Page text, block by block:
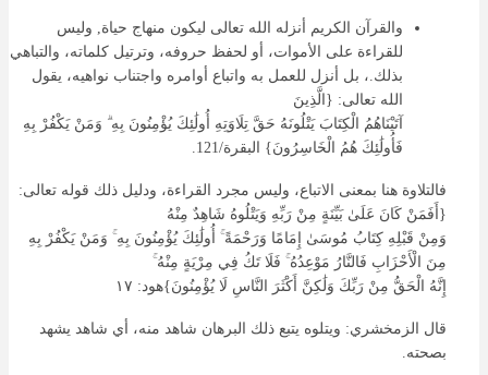
والقرآن الكريم أنزله الله تعالى ليكون منهاج حياة, وليس
للقراءة على الأموات، أو لحفظ حروفه، وترتيل كلماته، والتباهي
بذلك.، بل أنزل للعمل به واتباع أوامره واجتناب نواهيه، يقول
الله تعالى: {الَّذِينَ
آتَيْنَاهُمُ
الْكِتَابَ يَتْلُونَهُ حَقَّ تِلَاوَتِهِ أُولَٰئِكَيُؤْمِنُونَ بِهِ ۗ وَمَنْيَكْفُرْ بِهِ
فَأُولَٰئِكَ هُمُ الْخَاسِرُونَ} البقرة/121.
فالتلاوة هنا بمعنى الاتباع، وليس مجرد القراءة، ودليل ذلك قوله تعالى:
{أَفَمَنْ كَانَ عَلَىٰبَيِّنَةٍ مِنْ رَبِّهِ وَيَتْلُوهُ شَاهِدٌ مِنْهُ
وَمِنْ قَبْلِهِ كِتَابُ مُوسَىٰ إِمَامًا وَرَحْمَةًۚ أُولَٰئِكَيُؤْمِنُونَ بِهِ ۚ وَمَنْيَكْفُرْ بِهِ
مِنَ
الْأَحْزَابِ فَالنَّارُ مَوْعِدُهُۚ فَلَاتَكُ فِي مِرْيَةٍ مِنْهُ ۚ
إِنَّهُ
الْحَقُّ مِنْ رَبِّكَ وَلَٰكِنَّ أَكْثَرَ النَّاسِ لَا يُؤْمِنُونَ}هود: ١٧
قال الزمخشري: ويتلوه يتبع ذلك البرهان شاهد منه، أي شاهد يشهد
بصحته.